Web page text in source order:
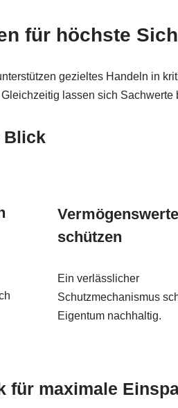
für höchste
gezieltes Handeln in
lassen sich
Blick
Vermögenswerte
schützen
Ein verlässlicher
Schutzmechanismus
Eigentum nachhaltig.
für maximale